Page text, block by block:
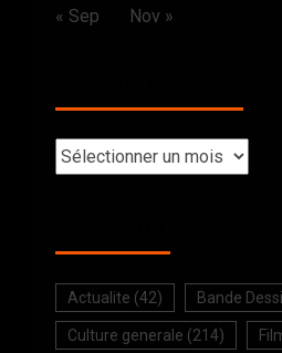
« Sep Nov »
Actualite (42) Bande
Culture generale (214)